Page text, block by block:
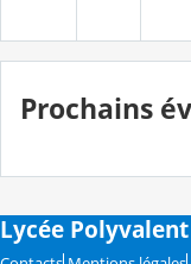
Prochains
Lycée Polyvalent